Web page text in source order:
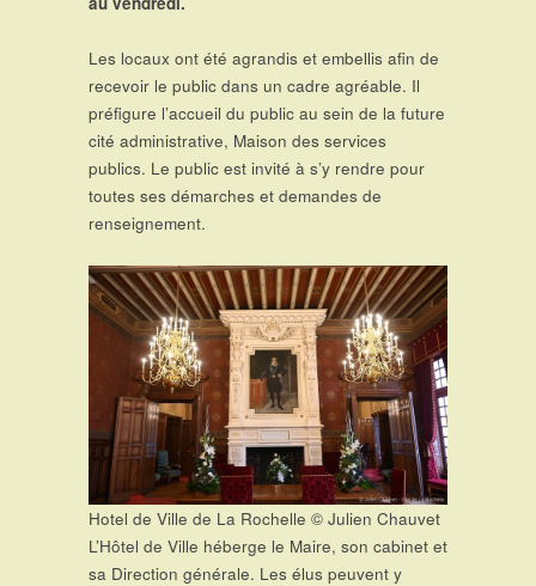
Les locaux ont été agrandis et embellis afin de
recevoir le public dans un cadre agréable. Il
préfigure l’accueil du public au sein de la future
cité administrative, Maison des services
publics. Le public est invité à s’y rendre pour
toutes ses démarches et demandes de
renseignement.
Hotel de Ville de La Rochelle © Julien Chauvet
L’Hôtel de Ville héberge le Maire, son cabinet et
sa Direction générale. Les élus peuvent y